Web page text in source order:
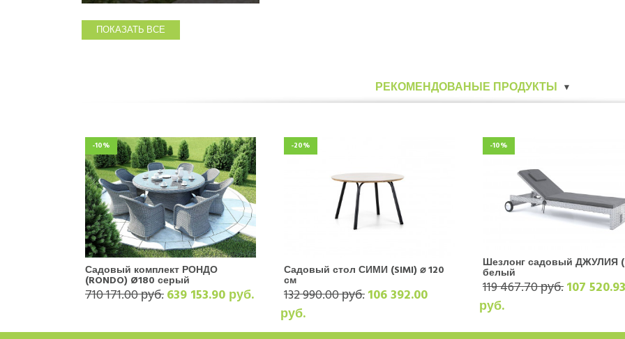
ПОКАЗАТЬ ВСЕ
РЕКОМЕНДОВАНЫЕ ПРОДУКТЫ
-10%
Садовый комплект РОНДО
(RONDO) Ø180 серый
710 171.00 руб.639 153.90 руб.
-20%
Садовый стол СИМИ (SIMI) ⌀ 120
см
132 990.00 руб.106 392.00
руб.
-10%
Шезлонг садовый ДЖУЛИЯ
белый
119 467.70 руб.107 520.93
руб.